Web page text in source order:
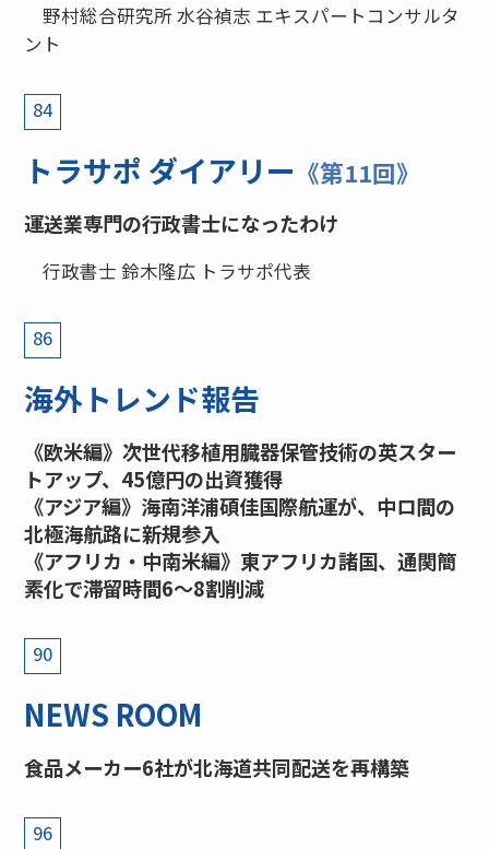
野村総合研究所 水谷禎志 エキスパートコンサルタ
ント
84
トラサポ ダイアリー 《第11回》
運送業専門の行政書士になったわけ
行政書士 鈴木隆広 トラサポ代表
86
海外トレンド報告
《欧米編》次世代移植用臓器保管技術の英スター
トアップ、45億円の出資獲得
《アジア編》海南洋浦碩佳国際航運が、中ロ間の
北極海航路に新規参入
《アフリカ・中南米編》東アフリカ諸国、通関簡
素化で滞留時間6〜8割削減
90
NEWS ROOM
食品メーカー6社が北海道共同配送を再構築
96